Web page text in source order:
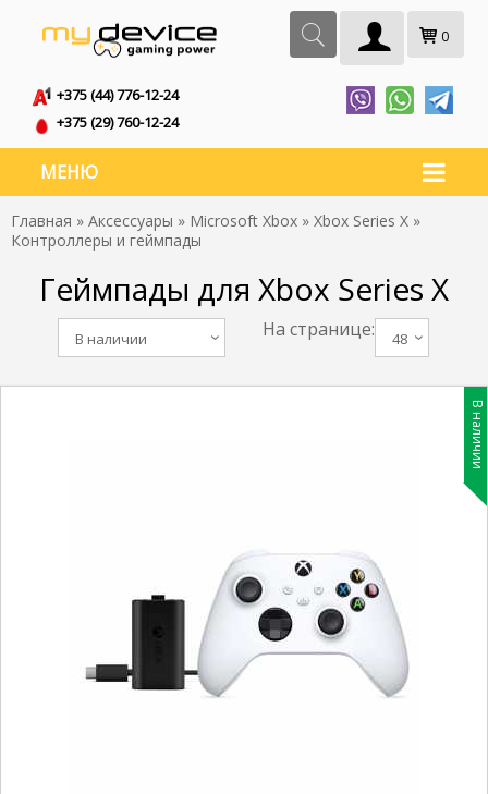
0
+375 (44) 776-12-24
+375 (29) 760-12-24
МЕНЮ
Главная » Аксессуары » Microsoft Xbox » Xbox Series X »
Контроллеры и геймпады
Геймпады для Xbox Series X
На странице: 48
В наличии
В наличии